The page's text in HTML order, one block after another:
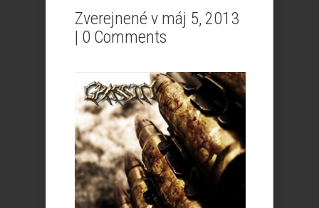
Zverejnené v máj 5, 2013
| 0 Comments